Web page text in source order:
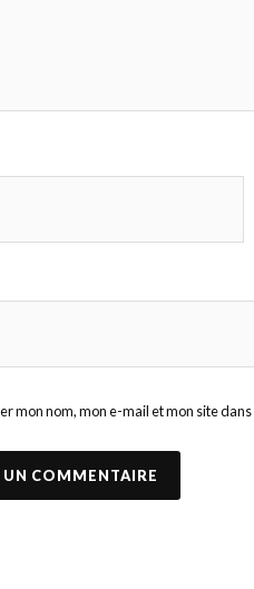
mon nom, mon e-mail et mon site